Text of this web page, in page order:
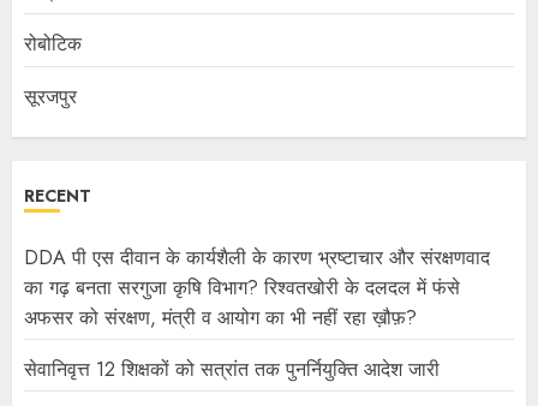
रोबोटिक
सूरजपुर
RECENT
DDA पी एस दीवान के कार्यशैली के कारण भ्रष्टाचार और संरक्षणवाद
का गढ़ बनता सरगुजा कृषि विभाग? रिश्वतखोरी के दलदल में फंसे
अफसर को संरक्षण, मंत्री व आयोग का भी नहीं रहा ख़ौफ़?
सेवानिवृत्त 12 शिक्षकों को सत्रांत तक पुनर्नियुक्ति आदेश जारी